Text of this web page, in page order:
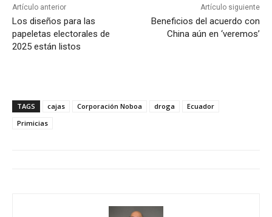
Artículo anterior
Los diseños para las
papeletas electorales de
2025 están listos
Artículo siguiente
Beneficios del acuerdo con
China aún en ‘veremos’
TAGS cajas Corporación Noboa droga
Ecuador
Primicias